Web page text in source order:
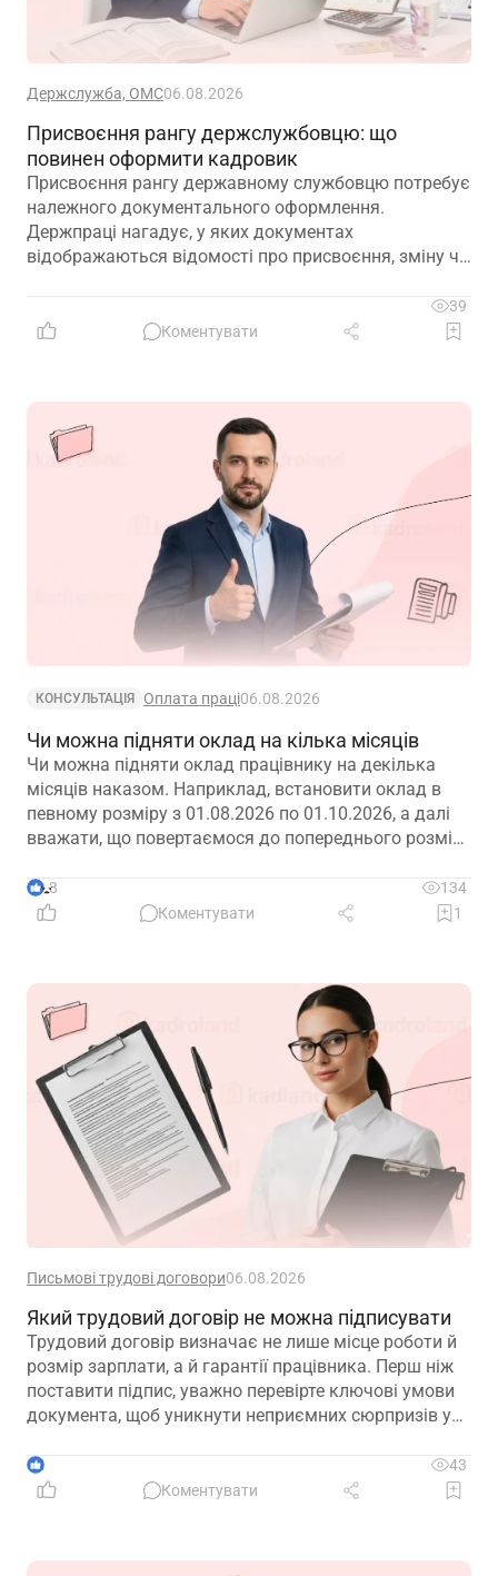
Держслужба, ОМС06.08.2026
Присвоєння рангу держслужбовцю: що
повинен оформити кадровик
Присвоєння рангу державному службовцю потребує
належного документального оформлення.
Держпраці нагадує, у яких документах
відображаються відомості про присвоєння, зміну чи
39
Коментувати
КОНСУЛЬТАЦІЯ Оплата праці06.08.2026
Чи можна підняти оклад на кілька місяців
Чи можна підняти оклад працівнику на декілька
місяців наказом. Наприклад, встановити оклад в
певному розміру з 01.08.2026 по 01.10.2026, а далі
вважати, що повертаємося до попереднього розміру
3
134
Коментувати
1
Письмові трудові договори06.08.2026
Який трудовий договір не можна підписувати
Трудовий договір визначає не лише місце роботи й
розмір зарплати, а й гарантії працівника. Перш ніж
поставити підпис, уважно перевірте ключові умови
документа, щоб уникнути неприємних сюрпризів у
1
43
Коментувати